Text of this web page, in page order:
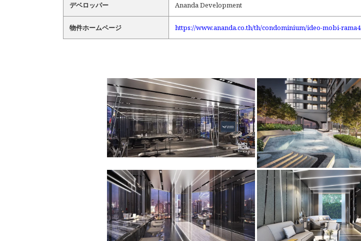
デベロッパー Ananda Development
物件ホームページ https://www.ananda.co.th/th/condominium/ideo-mobi-rama4